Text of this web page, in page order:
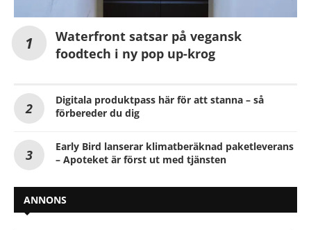
Waterfront satsar på vegansk
foodtech i ny pop up-krog
Digitala produktpass här för att stanna – så
förbereder du dig
Early Bird lanserar klimatberäknad paketleverans
– Apoteket är först ut med tjänsten
ANNONS